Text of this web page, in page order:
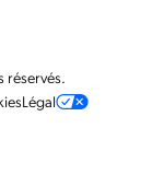
Légal
réservés.